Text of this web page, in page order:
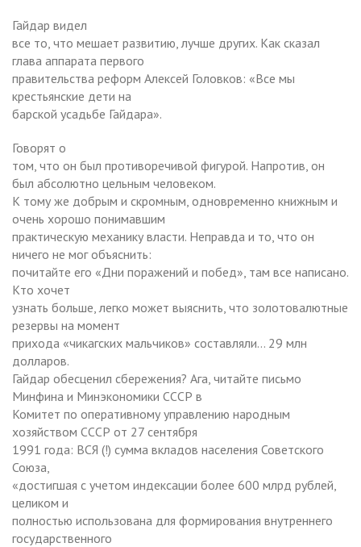
Гайдар видел
все то, что мешает развитию, лучше других. Как сказал
глава аппарата первого
правительства реформ Алексей Головков: «Все мы
крестьянские дети на
барской усадьбе Гайдара».
Говорят о
том, что он был противоречивой фигурой. Напротив, он
был абсолютно цельным человеком.
К тому же добрым и скромным, одновременно книжным и
очень хорошо понимавшим
практическую механику власти. Неправда и то, что он
ничего не мог объяснить:
почитайте его «Дни поражений и побед», там все написано.
Кто хочет
узнать больше, легко может выяснить, что золотовалютные
резервы на момент
прихода «чикагских мальчиков» составляли… 29 млн
долларов.
Гайдар обесценил сбережения? Ага, читайте письмо
Минфина и Минэкономики СССР в
Комитет по оперативному управлению народным
хозяйством СССР от 27 сентября
1991 года: ВСЯ (!) сумма вкладов населения Советского
Союза,
«достигшая с учетом индексации более 600 млрд рублей,
целиком и
полностью использована для формирования внутреннего
государственного